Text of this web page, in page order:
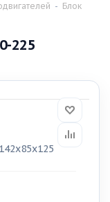
- Блок
225